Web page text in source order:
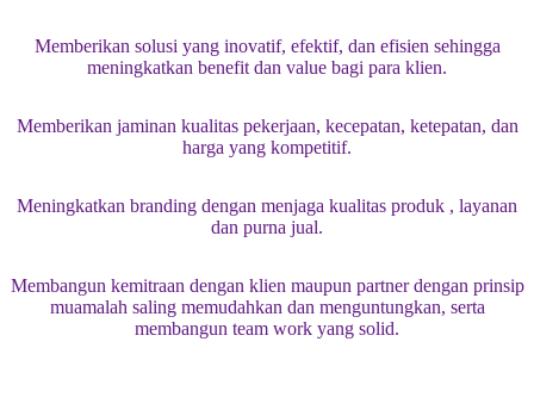
Memberikan solusi yang inovatif, efektif, dan efisien sehingga
meningkatkan benefit dan value bagi para klien.
Memberikan jaminan kualitas pekerjaan, kecepatan, ketepatan, dan
harga yang kompetitif.
Meningkatkan branding dengan menjaga kualitas produk , layanan
dan purna jual.
Membangun kemitraan dengan klien maupun partner dengan prinsip
muamalah saling memudahkan dan menguntungkan, serta
membangun team work yang solid.